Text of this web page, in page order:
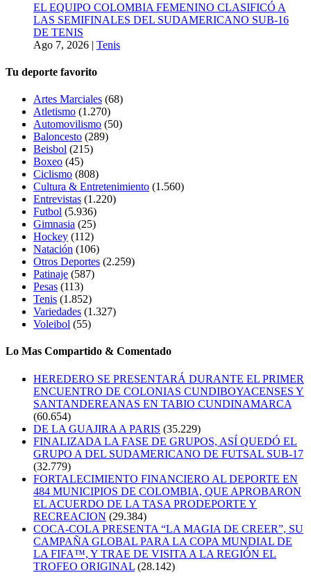
EL EQUIPO COLOMBIA FEMENINO CLASIFICÓ A
LAS SEMIFINALES DEL SUDAMERICANO SUB-16
DE TENIS
Ago 7, 2026 | Tenis
Tu deporte favorito
Artes Marciales (68)
Atletismo (1.270)
Automovilismo (50)
Baloncesto (289)
Beisbol (215)
Boxeo (45)
Ciclismo (808)
Cultura & Entretenimiento (1.560)
Entrevistas (1.220)
Futbol (5.936)
Gimnasia (25)
Hockey (112)
Natación (106)
Otros Deportes (2.259)
Patinaje (587)
Pesas (113)
Tenis (1.852)
Variedades (1.327)
Voleibol (55)
Lo Mas Compartido & Comentado
HEREDERO SE PRESENTARÁ DURANTE EL PRIMER
ENCUENTRO DE COLONIAS CUNDIBOYACENSES Y
SANTANDEREANAS EN TABIO CUNDINAMARCA
(60.654)
DE LA GUAJIRA A PARIS (35.229)
FINALIZADA LA FASE DE GRUPOS, ASÍ QUEDÓ EL
GRUPO A DEL SUDAMERICANO DE FUTSAL SUB-17
(32.779)
FORTALECIMIENTO FINANCIERO AL DEPORTE EN
484 MUNICIPIOS DE COLOMBIA, QUE APROBARON
EL ACUERDO DE LA TASA PRODEPORTE Y
RECREACION (29.384)
COCA-COLA PRESENTA “LA MAGIA DE CREER”, SU
CAMPAÑA GLOBAL PARA LA COPA MUNDIAL DE
LA FIFA™, Y TRAE DE VISITA A LA REGIÓN EL
TROFEO ORIGINAL (28.142)